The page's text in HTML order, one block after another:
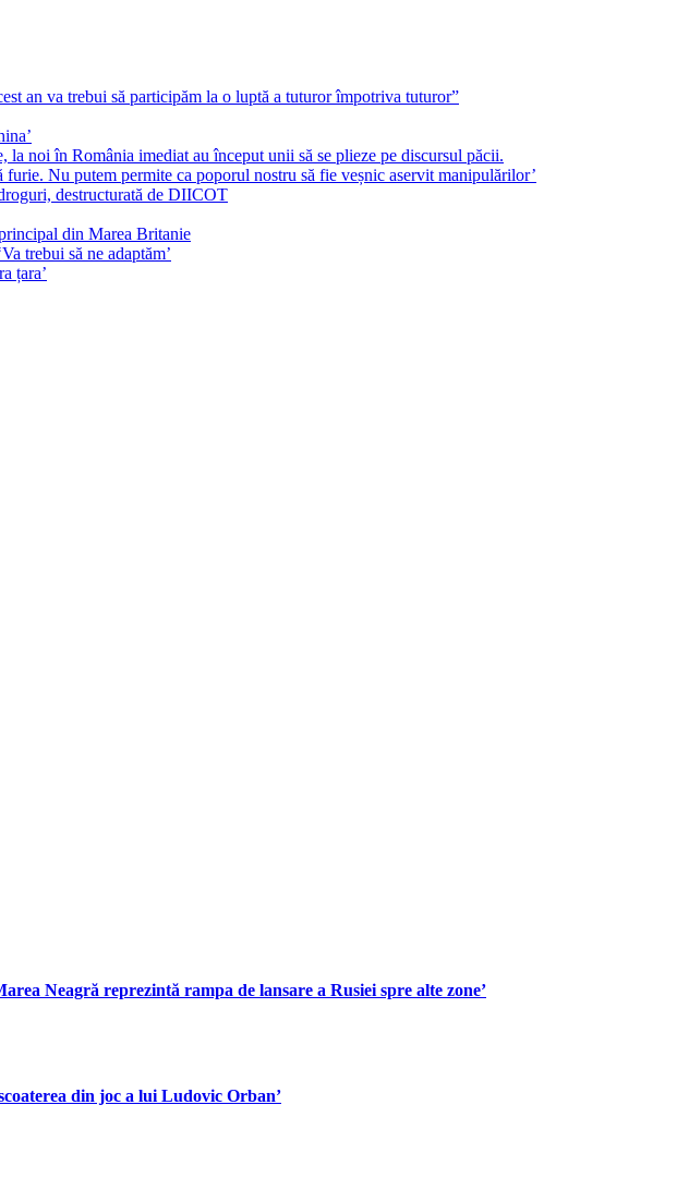
an va trebui să participăm la o luptă a tuturor împotriva tuturor”
noi în România imediat au început unii să se plieze pe discursul păcii.
Nu putem permite ca poporul nostru să fie veșnic aservit manipulărilor’
destructurată de DIICOT
din Marea Britanie
trebui să ne adaptăm’
țara’
Neagră reprezintă rampa de lansare a Rusiei spre alte zone’
din joc a lui Ludovic Orban’